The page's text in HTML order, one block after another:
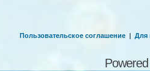
Пользовательское соглашение | Для